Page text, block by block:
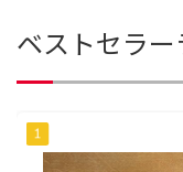
ベストセラ